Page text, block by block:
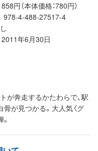
858円（本体価格：780円）
978-4-488-27517-4
2011年6月30日
が奔走するかたわらで、駅
が見つかる。大人気〈グ